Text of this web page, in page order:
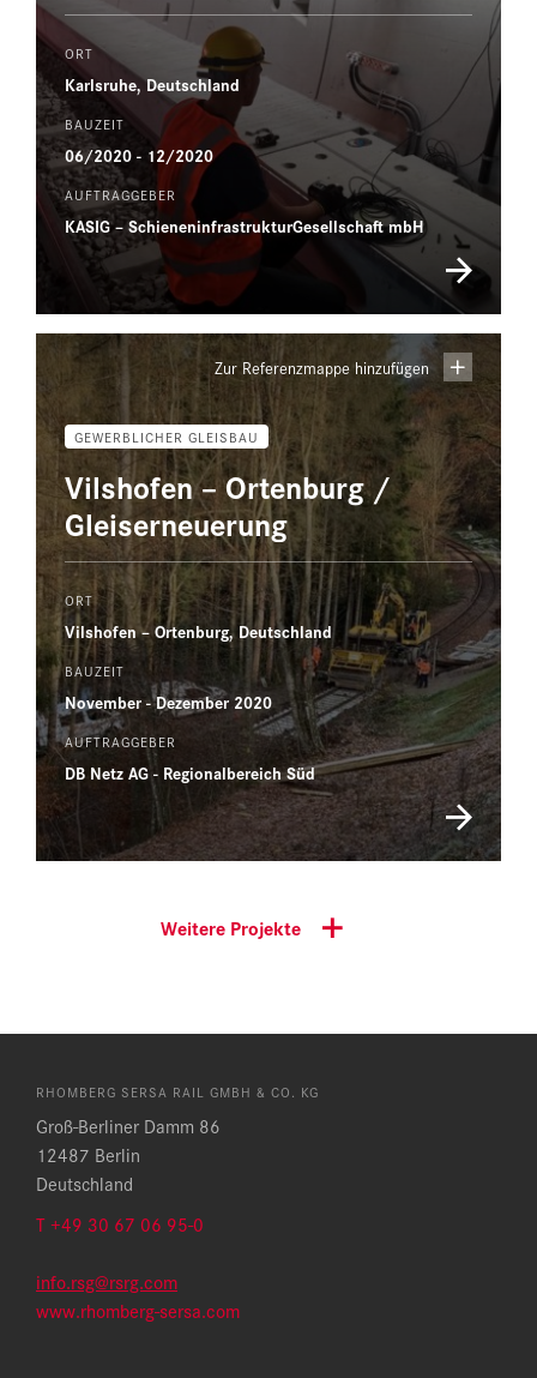
ORT
Karlsruhe, Deutschland
BAUZEIT
06/2020 - 12/2020
AUFTRAGGEBER
KASIG – SchieneninfrastrukturGesellschaft mbH
Zur Referenzmappe hinzufügen
GEWERBLICHER GLEISBAU
Vilshofen – Ortenburg /
Gleiserneuerung
ORT
Vilshofen – Ortenburg, Deutschland
BAUZEIT
November - Dezember 2020
AUFTRAGGEBER
DB Netz AG - Regionalbereich Süd
Weitere Projekte
RHOMBERG SERSA RAIL GMBH & CO. KG
Groß-Berliner Damm 86
12487 Berlin
Deutschland
T+49 30 67 06 95-0
info.rsg@rsrg.com
www.rhomberg-sersa.com